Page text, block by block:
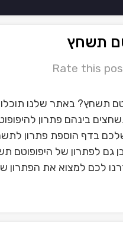
תשחץ
Rate this
תשחץ? באתר שלנו
בינהם פתרון
בדף הוספת פתרון
גם לפתרון של
לכם למצוא את הפתרון